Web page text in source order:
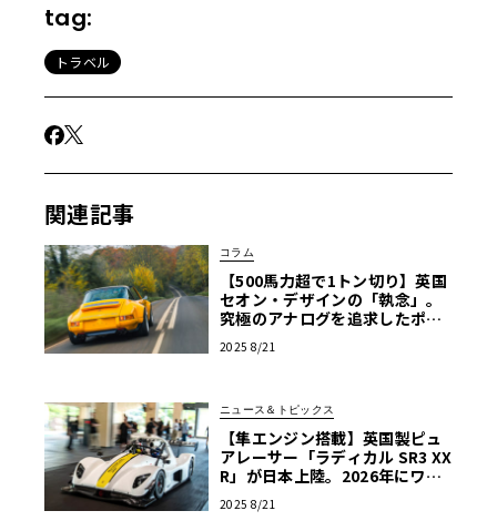
tag:
トラベル
関連記事
コラム
【500馬力超で1トン切り】英国
セオン・デザインの「執念」。
究極のアナログを追求したポル
2025 8/21
ニュース＆トピックス
【隼エンジン搭載】英国製ピュ
アレーサー「ラディカル SR3 XX
R」が日本上陸。2026年にワン
2025 8/21